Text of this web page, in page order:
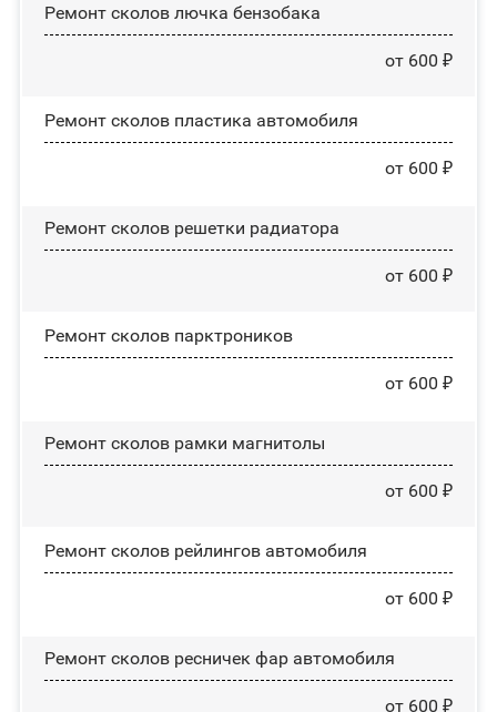
Ремонт сколов лючка бензобака
от 600 ₽
Ремонт сколов пластика автомобиля
от 600 ₽
Ремонт сколов решетки радиатора
от 600 ₽
Ремонт сколов парктроников
от 600 ₽
Ремонт сколов рамки магнитолы
от 600 ₽
Ремонт сколов рейлингов автомобиля
от 600 ₽
Ремонт сколов ресничек фар автомобиля
от 600 ₽